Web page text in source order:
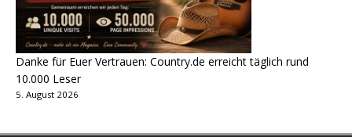
Danke für Euer Vertrauen: Country.de erreicht täglich rund
10.000 Leser
5. August 2026